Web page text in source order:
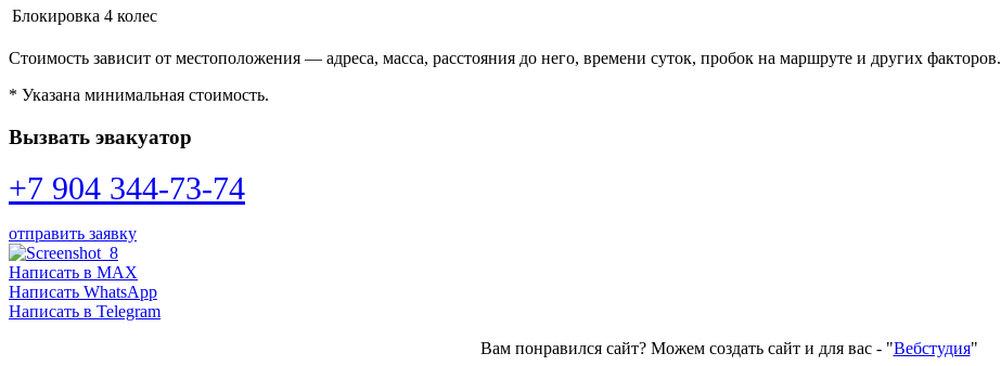
Блокировка 4 колес
Стоимость зависит от местоположения — адреса, масса, расстояния до него, времени суток, пробок на маршруте и других факторов.
* Указана минимальная стоимость.
Вызвать эвакуатор
+7 904 344-73-74
отправить заявку
Написать в MAX
Написать WhatsApp
Написать в Telegram
Вам понравился сайт? Можем создать сайт и для вас - "Вебстудия"